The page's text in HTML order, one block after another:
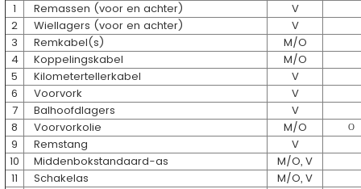
1
Remassen (voor en achter)
V
2
Wiellagers (voor en achter)
V
3
Remkabel(s)
M/O
4
Koppelingskabel
M/O
5
Kilometertellerkabel
V
6
Voorvork
V
7
Balhoofdlagers
V
8
Voorvorkolie M/O O
9 Remstang
V
10
Middenbokstandaard-as
M/O, V
11
Schakelas
M/O, V